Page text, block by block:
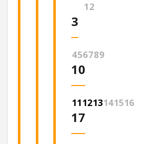
12
3
456789
10
111213141516
17